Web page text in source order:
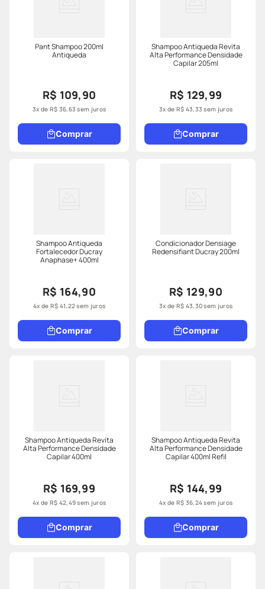
Pant Shampoo 200ml
Antiqueda
R$ 109,90
3x de R$ 36,63 sem juros
Comprar
Shampoo Antiqueda Revita
Alta Performance Densidade
Capilar 205ml
R$ 129,99
3x de R$ 43,33 sem juros
Comprar
Shampoo Antiqueda
Fortalecedor Ducray
Anaphase+ 400ml
R$ 164,90
4x de R$ 41,22sem juros
Comprar
Condicionador Densiage
Redensifiant Ducray 200ml
R$ 129,90
3x de R$ 43,30sem juros
Comprar
Shampoo Antiqueda Revita
Alta Performance Densidade
Capilar 400ml
R$ 169,99
4x de R$ 42,49sem juros
Comprar
Shampoo Antiqueda Revita
Alta Performance Densidade
Capilar 400ml Refil
R$ 144,99
4x de R$ 36,24sem juros
Comprar